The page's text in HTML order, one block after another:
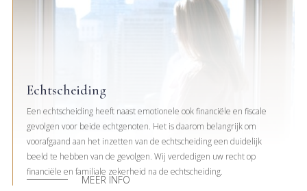
Echtscheiding
Een echtscheiding heeft naast emotionele ook financiële en fiscale
gevolgen voor beide echtgenoten. Het is daarom belangrijk om
voorafgaand aan het inzetten van de echtscheiding een duidelijk
beeld te hebben van de gevolgen. Wij verdedigen uw recht op
financiële en familiale zekerheid na de echtscheiding.
MEER INFO